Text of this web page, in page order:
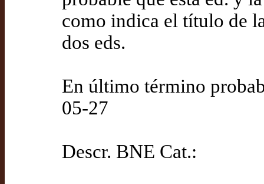
como indica el título de
dos eds.
En último término
05-27
Descr. BNE Cat.: